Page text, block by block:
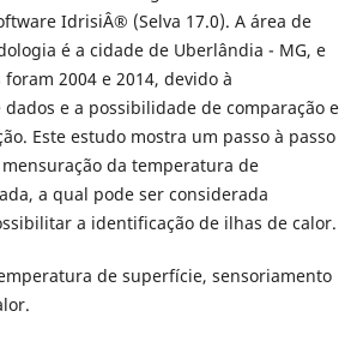
IdrisiÂ® (Selva 17.0). A área de
é a cidade de Uberlândia - MG, e
2004 e 2014, devido à
e a possibilidade de comparação e
Este estudo mostra um passo à passo
da temperatura de
a qual pode ser considerada
a identificação de ilhas de calor.
de superfície, sensoriamento